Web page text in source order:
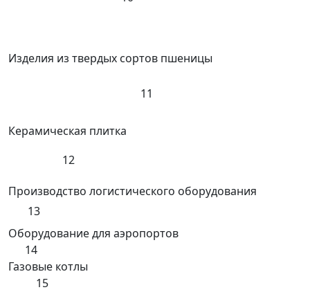
Изделия из твердых сортов пшеницы
11
Керамическая плитка
12
Производство логистического оборудования
13
Оборудование для аэропортов
14
Газовые котлы
15